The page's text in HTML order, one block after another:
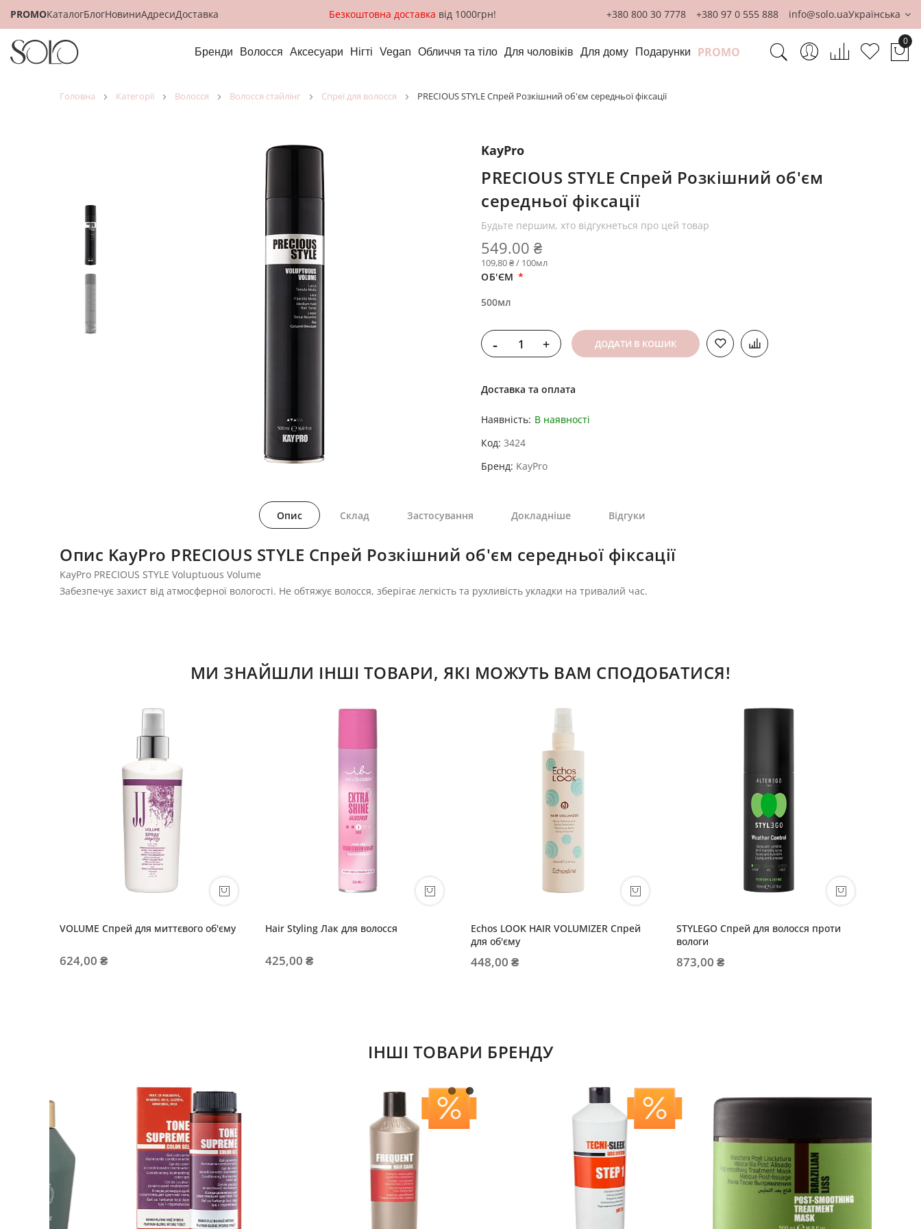
PROMOКаталогБлогНовиниАдресиДоставка Безкоштовна доставка від 1000грн! +380 800 30 7778 +380 97 0 555 888 info@solo.uaУкраїнська
Бренди Волосся Аксесуари Нігті Vegan Обличчя та тіло Для чоловіків Для дому Подарунки PROMO
0
головна категорії волосся волосся стайлінг спреї для волосся PRECIOUS STYLE Спрей Розкішний об'єм середньої фіксації
KayPro
PRECIOUS STYLE Спрей Розкішний об'єм
середньої фіксації
Будьте першим, хто відгукнеться про цей товар
549.00 ₴
109,80 ₴ / 100мл
ОБ'ЄМ
500мл
- + ДОДАТИ В КОШИК
Доставка та оплата
Наявність: В наявності
Код 3424
Бренд KayPro
Опис
Опис KayPro PRECIOUS STYLE Спрей Розкішний об'єм середньої фіксації
KayPro PRECIOUS STYLE Voluptuous Volume
Забезпечує захист від атмосферної вологості. Не обтяжує волосся, зберігає легкість та рухливість укладки на тривалий час.
Склад Застосування Докладніше Відгуки
МИ ЗНАЙШЛИ ІНШІ ТОВАРИ, ЯКІ МОЖУТЬ ВАМ СПОДОБАТИСЯ!
VOLUME Спрей для миттєвого об'єму
624,00 ₴
Hair Styling Лак для волосся
425,00 ₴
Echos LOOK HAIR VOLUMIZER Спрей
для об'єму
448,00 ₴
STYLEGO Спрей для волосся проти
вологи
873,00 ₴
ІНШІ ТОВАРИ БРЕНДУ